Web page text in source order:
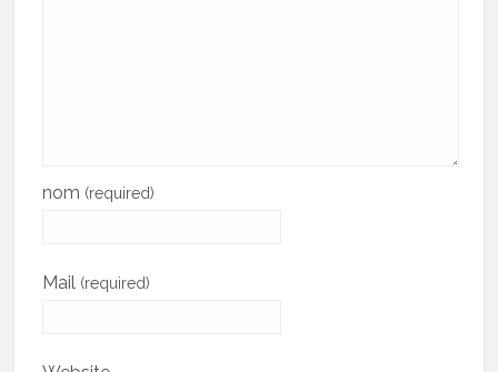
nom (required)
Mail (required)